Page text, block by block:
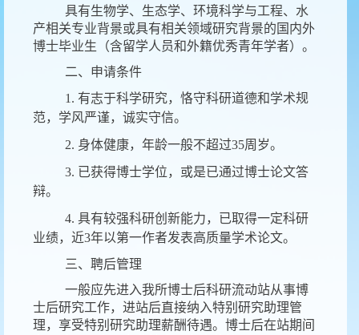
具有生物学、生态学、环境科学与工程、水
产相关专业背景或具有相关领域研究背景的国内外
博士毕业生（含留学人员和外籍优秀青年学者）。
二、申请条件
1. 有志于科学研究，恪守科研道德和学术规
范，学风严谨，诚实守信。
2. 身体健康，年龄一般不超过35周岁。
3. 已获得博士学位，或是已通过博士论文答
辩。
4. 具有较强科研创新能力，已取得一定科研
业绩，近3年以第一作者发表高质量学术论文。
三、聘后管理
一般应先进入我所博士后科研流动站从事博
士后研究工作，进站后直接纳入特别研究助理管
理，享受特别研究助理薪酬待遇。博士后在站期间